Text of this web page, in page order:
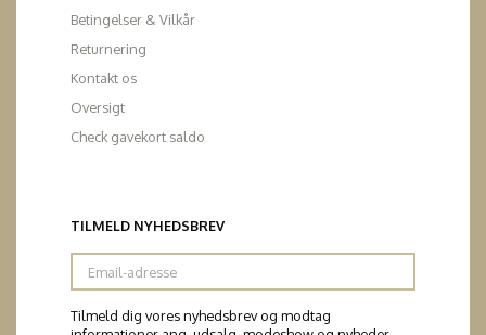
Betingelser & Vilkår
Returnering
Kontakt os
Oversigt
Check gavekort saldo
TILMELD NYHEDSBREV
Email-
adresse
Tilmeld dig vores nyhedsbrev og modtag